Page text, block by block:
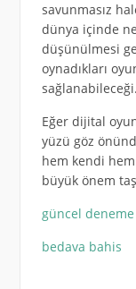
savunmasız
dünya içinde
düşünülmesi
oynadıkları
sağlanabileceği.
Eğer dijital
yüzü göz
hem kendi
büyük önem
güncel
bedava bahis